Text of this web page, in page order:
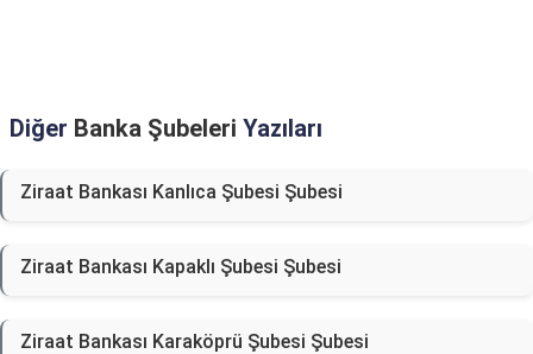
Diğer Banka Şubeleri Yazıları
Ziraat Bankası Kanlıca Şubesi Şubesi
Ziraat Bankası Kapaklı Şubesi Şubesi
Ziraat Bankası Karaköprü Şubesi Şubesi